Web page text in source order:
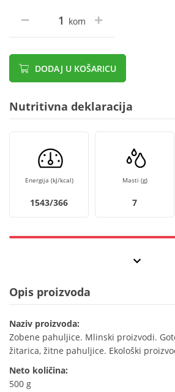
kom
DODAJ U KOŠARICU
Nutritivna deklaracija
Energija (kJ/kcal)
1543/366
Masti (g)
7
Opis proizvoda
Naziv proizvoda:
Zobene pahuljice. Mlinski proizvodi.
žitarica, žitne pahuljice. Ekološki
Neto količina:
500 g